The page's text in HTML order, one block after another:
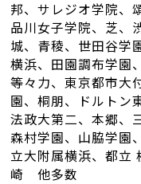
邦、サレジオ学院、
品川女子学院、芝、
城、青稜、世田谷学
横浜、田園調布学園
等々力、東京都市大
園、桐朋、ドルトン
法政大第二、本郷、
森村学園、山脇学園
立大附属横浜、都立
崎 他多数